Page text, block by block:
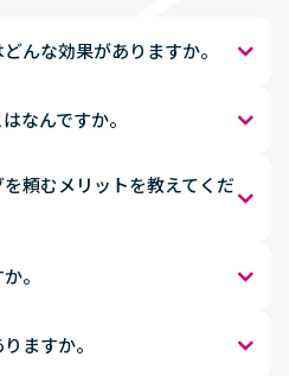
んな効果がありますか。
なんですか。
頼むメリットを教えてくだ
。
ますか。